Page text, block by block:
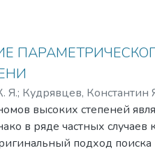
Я.; Кудрявцев, Константин
высоких степеней
в ряде частных случаев
подход поиска